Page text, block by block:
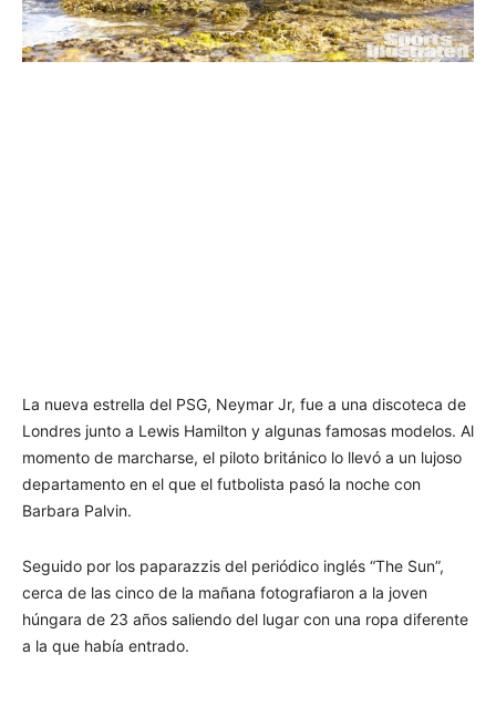
La nueva estrella del PSG, Neymar Jr, fue a una discoteca de
Londres junto a Lewis Hamilton y algunas famosas modelos. Al
momento de marcharse, el piloto británico lo llevó a un lujoso
departamento en el que el futbolista pasó la noche con
Barbara Palvin.
Seguido por los paparazzis del periódico inglés “The Sun”,
cerca de las cinco de la mañana fotografiaron a la joven
húngara de 23 años saliendo del lugar con una ropa diferente
a la que había entrado.